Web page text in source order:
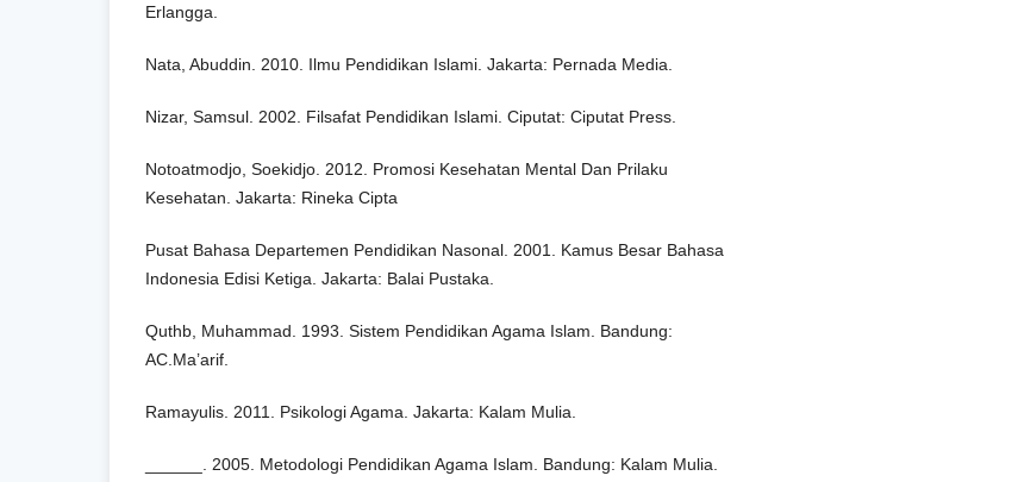
Erlangga.
Nata, Abuddin. 2010. Ilmu Pendidikan Islami. Jakarta: Pernada Media.
Nizar, Samsul. 2002. Filsafat Pendidikan Islami. Ciputat: Ciputat Press.
Notoatmodjo, Soekidjo. 2012. Promosi Kesehatan Mental Dan Prilaku
Kesehatan. Jakarta: Rineka Cipta
Pusat Bahasa Departemen Pendidikan Nasonal. 2001. Kamus Besar Bahasa
Indonesia Edisi Ketiga. Jakarta: Balai Pustaka.
Quthb, Muhammad. 1993. Sistem Pendidikan Agama Islam. Bandung:
AC.Ma’arif.
Ramayulis. 2011. Psikologi Agama. Jakarta: Kalam Mulia.
______. 2005. Metodologi Pendidikan Agama Islam. Bandung: Kalam Mulia.